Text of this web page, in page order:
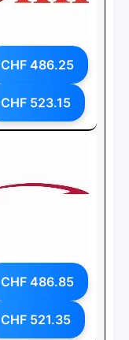
CHF 486.25
CHF 523.15
CHF 486.85
CHF 521.35